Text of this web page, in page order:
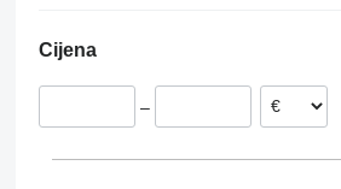
Danska
Mađarska
Cijena
–